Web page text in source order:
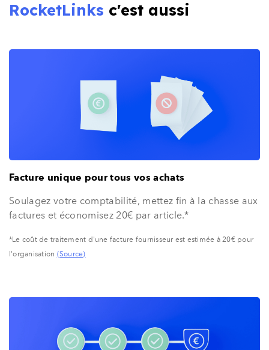
RocketLinks c'est aussi
Facture unique pour tous vos achats
Soulagez votre comptabilité, mettez fin à la chasse aux
factures et économisez 20€ par article.*
*Le coût de traitement d'une facture fournisseur est estimée à 20€ pour
l'organisation (Source)